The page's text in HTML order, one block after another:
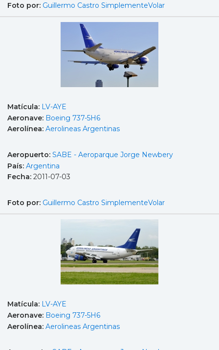
Foto por: Guillermo Castro SimplementeVolar
Matícula: LV-AYE
Aeronave: Boeing 737-5H6
Aerolínea: Aerolineas Argentinas
Aeropuerto: SABE - Aeroparque Jorge Newbery
País: Argentina
Fecha: 2011-07-03
Foto por: Guillermo Castro SimplementeVolar
Matícula: LV-AYE
Aeronave: Boeing 737-5H6
Aerolínea: Aerolineas Argentinas